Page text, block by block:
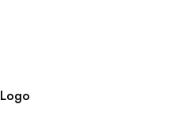
Logo